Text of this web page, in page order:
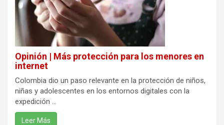
Opinión | Más protección para los menores en
internet
Colombia dio un paso relevante en la protección de niños,
niñas y adolescentes en los entornos digitales con la
expedición ...
Leer Más